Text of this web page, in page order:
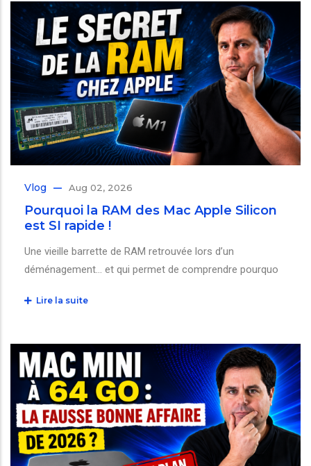
Vlog Aug 02, 2026
Pourquoi la RAM des Mac Apple Silicon
est SI rapide !
Une vieille barrette de RAM retrouvée lors d’un
déménagement… et qui permet de comprendre pourquo
Lire la suite